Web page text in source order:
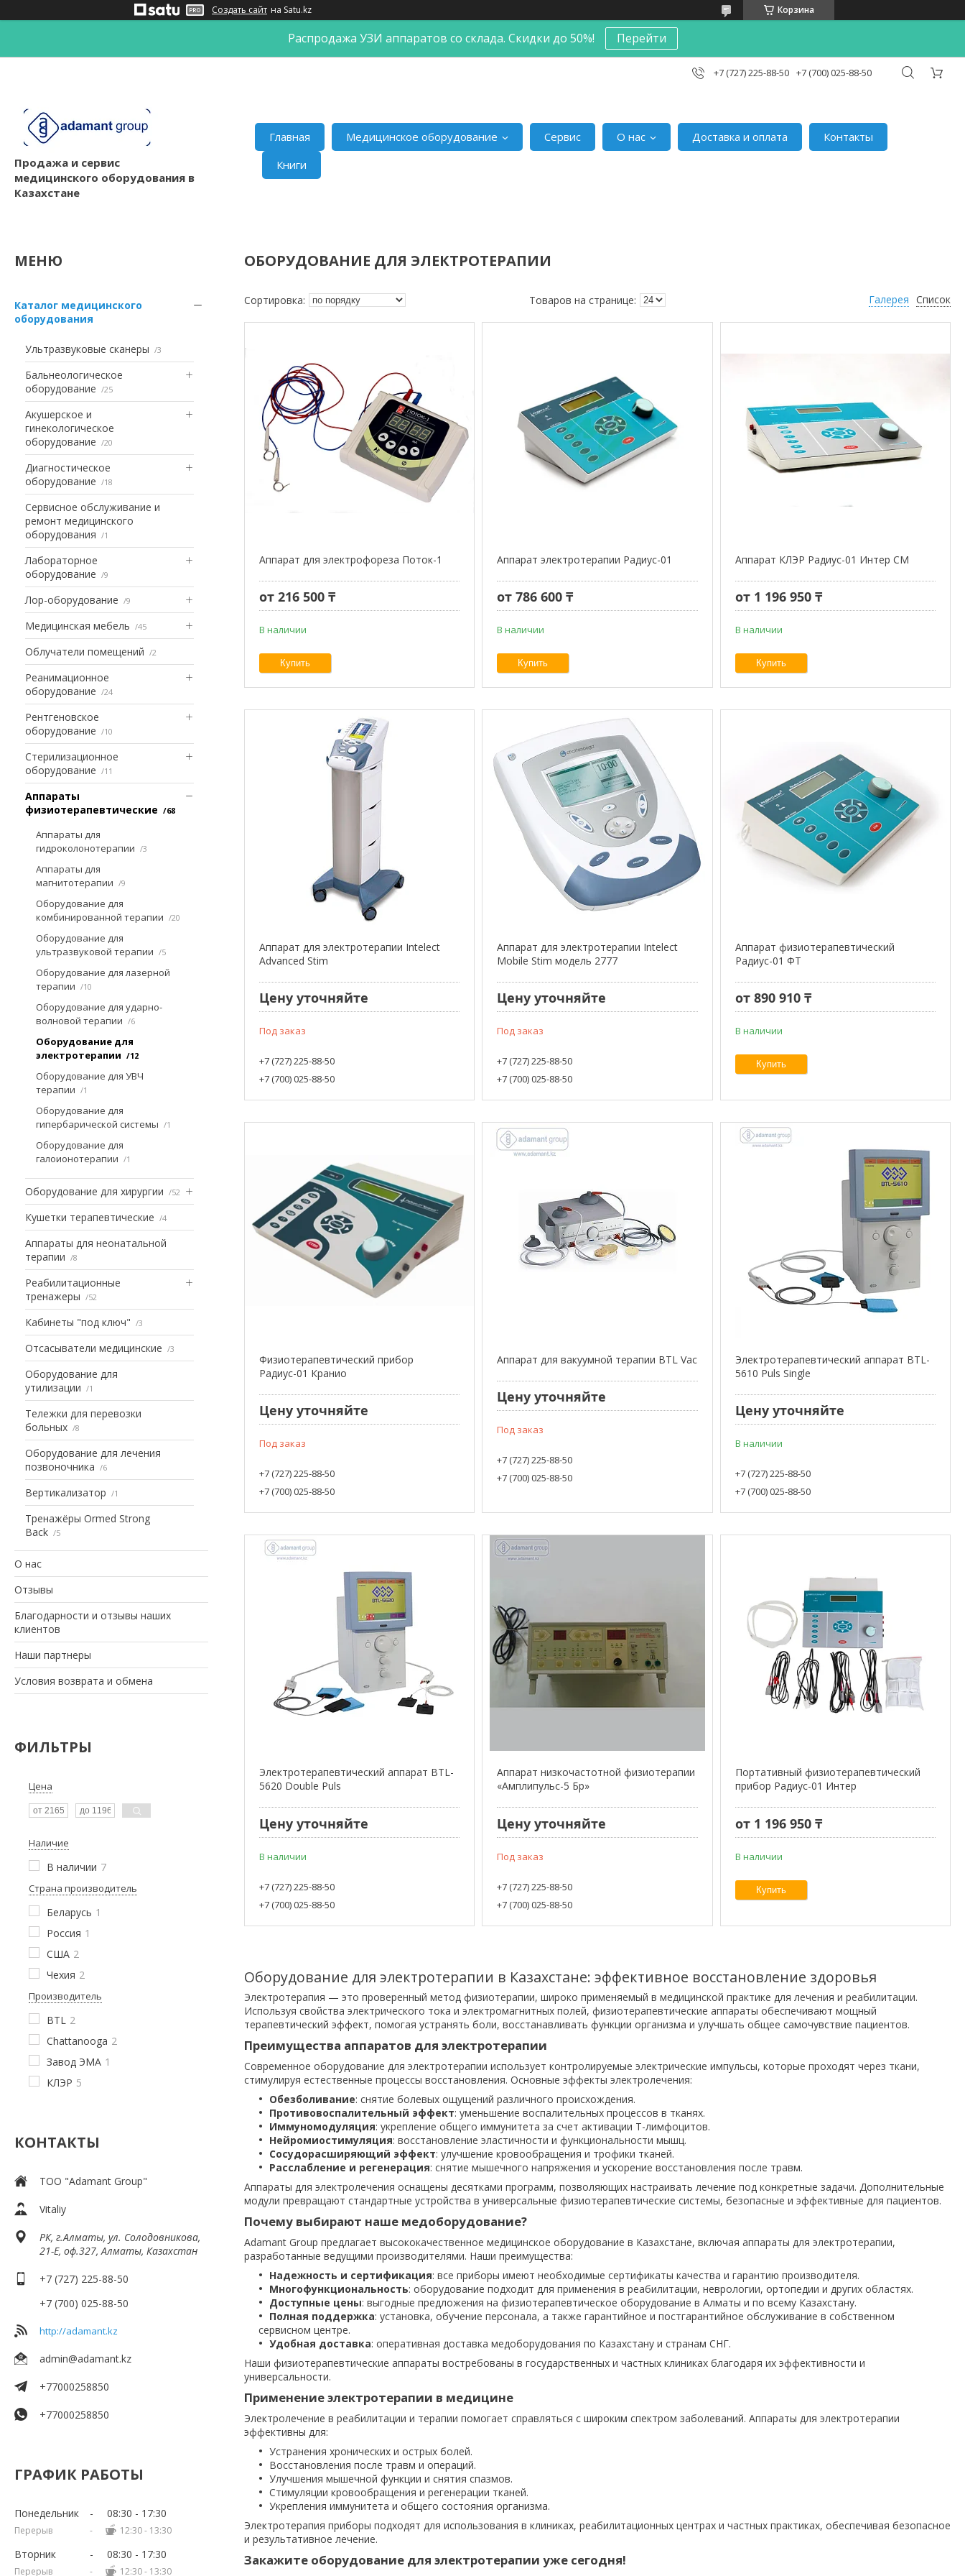
Создать сайт на Satu.kz Корзина
Распродажа УЗИ аппаратов со склада. Скидки до 50%! Перейти
+7 (727) 225-88-50 +7 (700) 025-88-50
Продажа и сервис
медицинского оборудования в
Казахстане
Главная Медицинское оборудование Сервис О нас Доставка и оплата
Контакты
Книги
Каталог медицинского
оборудования
Ультразвуковые сканеры 3
Бальнеологическое
оборудование
25
Акушерское и
гинекологическое
оборудование
20
Диагностическое
оборудование
18
Сервисное обслуживание и
ремонт медицинского
оборудования
1
Лабораторное
оборудование
9
Лор-оборудование 9
Медицинская мебель 45
Облучатели помещений 2
Реанимационное
оборудование
24
Рентгеновское
оборудование
10
Стерилизационное
оборудование
11
Аппараты
физиотерапевтические
68
Аппараты для
гидроколонотерапии
3
Аппараты для
магнитотерапии
9
Оборудование для
комбинированной терапии
20
Оборудование для
ультразвуковой терапии
5
Оборудование для лазерной
терапии
10
Оборудование для ударно-
волновой терапии
6
Оборудование для
электротерапии
12
Оборудование для УВЧ
терапии
1
Оборудование для
гипербарической системы
1
Оборудование для
галоионотерапии
1
Оборудование для хирургии 52
Кушетки терапевтические 4
Аппараты для неонатальной
терапии
8
Реабилитационные
тренажеры
52
Кабинеты "под ключ" 3
Отсасыватели медицинские 3
Оборудование для
утилизации
1
Тележки для перевозки
больных
8
Оборудование для лечения
позвоночника
6
Вертикализатор 1
Тренажёры Ormed Strong
Back
5
О нас
Отзывы
Благодарности и отзывы наших
клиентов
Наши партнеры
Условия возврата и обмена
ФИЛЬТРЫ
Цена
Наличие
В наличии 7
Страна производитель
Беларусь 1
Россия 1
США 2
Чехия 2
Производитель
BTL 2
Chattanooga 2
Завод ЭМА 1
КЛЭР 5
КОНТАКТЫ
ТОО "Adamant Group"
Vitaliy
РК, г.Алматы, ул. Солодовникова,
21-Е, оф.327, Алматы, Казахстан
+7 (727) 225-88-50
+7 (700) 025-88-50
http://adamant.kz
admin@adamant.kz
+77000258850
+77000258850
ГРАФИК РАБОТЫ
Понедельник 08:30 17:30
12:30 13:30
Вторник 08:30 17:30
12:30 13:30
ОБОРУДОВАНИЕ ДЛЯ ЭЛЕКТРОТЕРАПИИ
Галерея Список
Аппарат для электрофореза Поток-1
от 216 500 ₸
В наличии
Купить
Аппарат электротерапии Радиус-01
от 786 600 ₸
В наличии
Купить
Аппарат КЛЭР Радиус-01 Интер СМ
от 1 196 950 ₸
В наличии
Купить
Аппарат для электротерапии Intelect
Advanced Stim
Цену уточняйте
Под заказ
+7 (727) 225-88-50
+7 (700) 025-88-50
Аппарат для электротерапии Intelect
Mobile Stim модель 2777
Цену уточняйте
Под заказ
+7 (727) 225-88-50
+7 (700) 025-88-50
Аппарат физиотерапевтический
Радиус-01 ФТ
от 890 910 ₸
В наличии
Купить
Физиотерапевтический прибор
Радиус-01 Кранио
Цену уточняйте
Под заказ
+7 (727) 225-88-50
+7 (700) 025-88-50
Аппарат для вакуумной терапии BTL Vac
Цену уточняйте
Под заказ
+7 (727) 225-88-50
+7 (700) 025-88-50
Электротерапевтический аппарат BTL-
5610 Puls Single
Цену уточняйте
В наличии
+7 (727) 225-88-50
+7 (700) 025-88-50
Электротерапевтический аппарат BTL-
5620 Double Puls
Цену уточняйте
В наличии
+7 (727) 225-88-50
+7 (700) 025-88-50
Аппарат низкочастотной физиотерапии
«Амплипульс-5 Бр»
Цену уточняйте
Под заказ
+7 (727) 225-88-50
+7 (700) 025-88-50
Портативный физиотерапевтический
прибор Радиус-01 Интер
от 1 196 950 ₸
В наличии
Купить
Оборудование для электротерапии в Казахстане: эффективное восстановление здоровья
Электротерапия — это проверенный метод физиотерапии, широко применяемый в медицинской практике для лечения и реабилитации.
Используя свойства электрического тока и электромагнитных полей, физиотерапевтические аппараты обеспечивают мощный
терапевтический эффект, помогая устранять боли, восстанавливать функции организма и улучшать общее самочувствие пациентов.
Преимущества аппаратов для электротерапии
Современное оборудование для электротерапии использует контролируемые электрические импульсы, которые проходят через ткани,
стимулируя естественные процессы восстановления. Основные эффекты электролечения:
Обезболивание: снятие болевых ощущений различного происхождения.
Противовоспалительный эффект: уменьшение воспалительных процессов в тканях.
Иммуномодуляция: укрепление общего иммунитета за счет активации Т-лимфоцитов.
Нейромиостимуляция: восстановление эластичности и функциональности мышц.
Сосудорасширяющий эффект: улучшение кровообращения и трофики тканей.
Расслабление и регенерация: снятие мышечного напряжения и ускорение восстановления после травм.
Аппараты для электролечения оснащены десятками программ, позволяющих настраивать лечение под конкретные задачи. Дополнительные
модули превращают стандартные устройства в универсальные физиотерапевтические системы, безопасные и эффективные для пациентов.
Почему выбирают наше медоборудование?
Adamant Group предлагает высококачественное медицинское оборудование в Казахстане, включая аппараты для электротерапии,
разработанные ведущими производителями. Наши преимущества:
Надежность и сертификация: все приборы имеют необходимые сертификаты качества и гарантию производителя.
Многофункциональность: оборудование подходит для применения в реабилитации, неврологии, ортопедии и других областях.
Доступные цены: выгодные предложения на физиотерапевтическое оборудование в Алматы и по всему Казахстану.
Полная поддержка: установка, обучение персонала, а также гарантийное и постгарантийное обслуживание в собственном
сервисном центре.
Удобная доставка: оперативная доставка медоборудования по Казахстану и странам СНГ.
Наши физиотерапевтические аппараты востребованы в государственных и частных клиниках благодаря их эффективности и
универсальности.
Применение электротерапии в медицине
Электролечение в реабилитации и терапии помогает справляться с широким спектром заболеваний. Аппараты для электротерапии
эффективны для:
Устранения хронических и острых болей.
Восстановления после травм и операций.
Улучшения мышечной функции и снятия спазмов.
Стимуляции кровообращения и регенерации тканей.
Укрепления иммунитета и общего состояния организма.
Электротерапия приборы подходят для использования в клиниках, реабилитационных центрах и частных практиках, обеспечивая безопасное
и результативное лечение.
Закажите оборудование для электротерапии уже сегодня!